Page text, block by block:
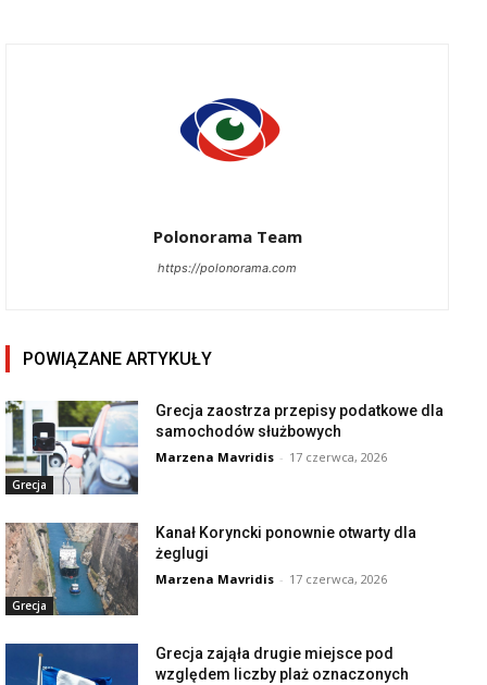
Polonorama Team
https://polonorama.com
POWIĄZANE ARTYKUŁY
Grecja
Grecja zaostrza przepisy podatkowe dla
samochodów służbowych
Marzena Mavridis - 17 czerwca, 2026
Grecja
Kanał Koryncki ponownie otwarty dla
żeglugi
Marzena Mavridis - 17 czerwca, 2026
Grecja zająła drugie miejsce pod
względem liczby plaż oznaczonych